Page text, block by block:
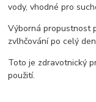
vody, vhodné pro
Výborná propustnost
zvlhčování po celý
Toto je zdravotnický
použití.